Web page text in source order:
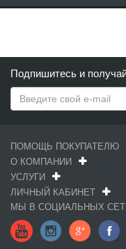
Подпишитесь и
ПОМОЩЬ ПОКУПАТЕЛЮ
О КОМПАНИИ
УСЛУГИ
ЛИЧНЫЙ КАБИНЕТ
МЫ В СОЦИАЛЬНЫХ